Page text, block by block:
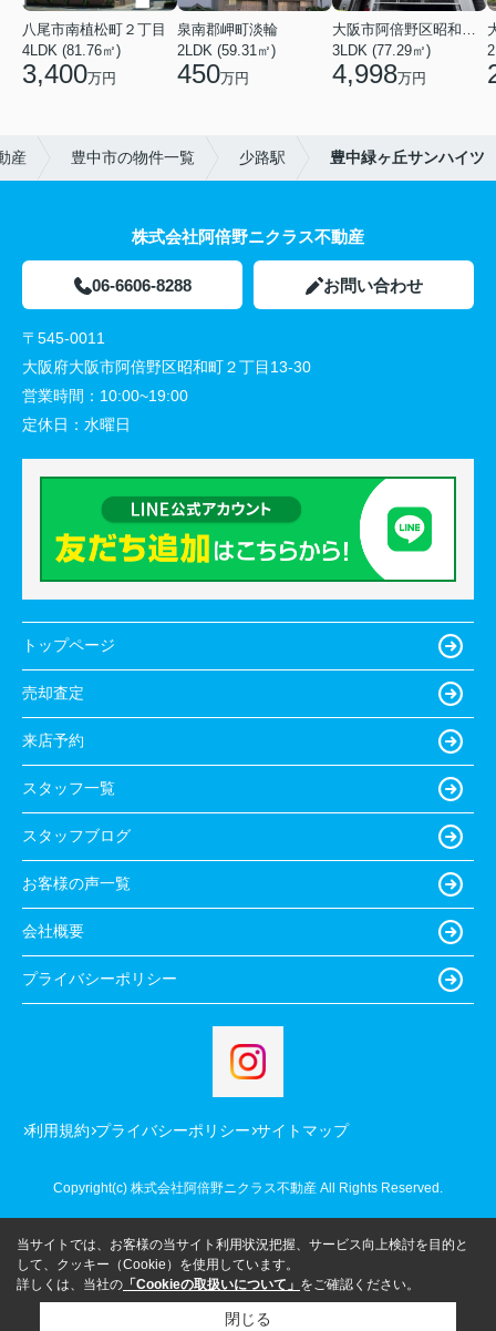
八尾市南植松町２丁目
4LDK (81.76㎡)
3,400万円
泉南郡岬町淡輪
2LDK (59.31㎡)
450万円
3LDK (77.29㎡)
4,998万円
産 豊中市の物件一覧 少路駅 豊中緑ヶ丘サンハイツ
株式会社阿倍野ニクラス不動産
06-6606-8288 お問い合わせ
〒545-0011
大阪府大阪市阿倍野区昭和町２丁目13-30
営業時間： 10:00~19:00
定休日： 水曜日
トップページ
売却査定
来店予約
スタッフ一覧
スタッフブログ
お客様の声一覧
会社概要
プライバシーポリシー
利用規約 プライバシーポリシー サイトマップ
Copyright(c) 株式会社阿倍野ニクラス不動産 All Rights Reserved.
当サイトでは、お客様の当サイト利用状況把握、サービス向上検討を目的と
して、クッキー（Cookie）を使用しています。
詳しくは、当社の 「Cookieの取扱いについて」 をご確認ください。
閉じる